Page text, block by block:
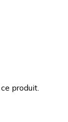
produit.